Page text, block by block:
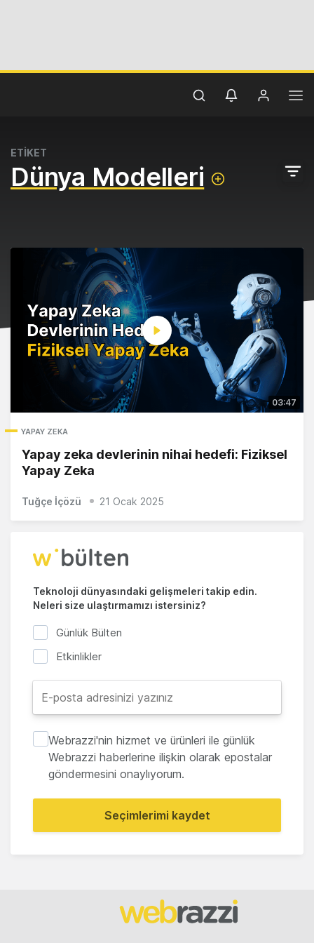
ETİKET
Dünya Modelleri
YAPAY ZEKA
Yapay zeka devlerinin nihai hedefi: Fiziksel
Yapay Zeka
03:47
Tuğçe İçözü 21 Ocak 2025
Teknoloji dünyasındaki gelişmeleri takip edin.
Neleri size ulaştırmamızı istersiniz?
Günlük Bülten
Etkinlikler
Webrazzi'nin hizmet ve ürünleri ile günlük
Webrazzi haberlerine ilişkin olarak epostalar
göndermesini onaylıyorum.
Seçimlerimi kaydet